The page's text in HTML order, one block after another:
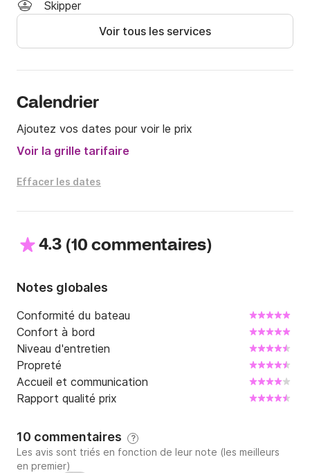
Vous serez séduits par ce bateau, ses finitions
irréprochable de Yacht, ses bois vernis et sa ligne
Pour de plus amples renseignements, vous pouvez me
ravi de vous aider dans votre projet de location.
Skipper
Voir tous les services
Calendrier
Ajoutez vos dates pour voir le prix
Voir la grille tarifaire
Effacer les dates
4.3 (10 commentaires)
Notes globales
Conformité du bateau
Confort à bord
Niveau d'entretien
Propreté
Accueil et communication
Rapport qualité prix
10 commentaires ?
Les avis sont triés en fonction de leur note (les meilleurs
en premier)